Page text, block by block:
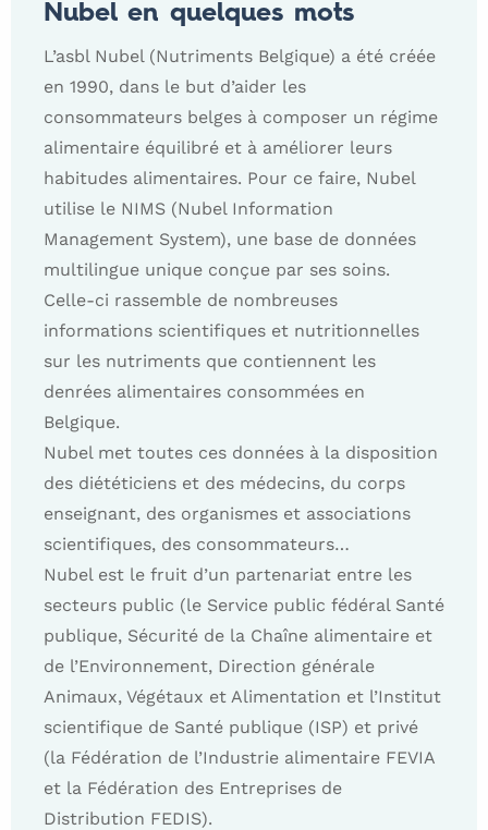
Nubel en quelques mots
L’asbl Nubel (Nutriments Belgique) a été créée
en 1990, dans le but d’aider les
consommateurs belges à composer un régime
alimentaire équilibré et à améliorer leurs
habitudes alimentaires. Pour ce faire, Nubel
utilise le NIMS (Nubel Information
Management System), une base de données
multilingue unique conçue par ses soins.
Celle-ci rassemble de nombreuses
informations scientifiques et nutritionnelles
sur les nutriments que contiennent les
denrées alimentaires consommées en
Belgique.
Nubel met toutes ces données à la disposition
des diététiciens et des médecins, du corps
enseignant, des organismes et associations
scientifiques, des consommateurs…
Nubel est le fruit d’un partenariat entre les
secteurs public (le Service public fédéral Santé
publique, Sécurité de la Chaîne alimentaire et
de l’Environnement, Direction générale
Animaux, Végétaux et Alimentation et l’Institut
scientifique de Santé publique (ISP) et privé
(la Fédération de l’Industrie alimentaire FEVIA
et la Fédération des Entreprises de
Distribution FEDIS).